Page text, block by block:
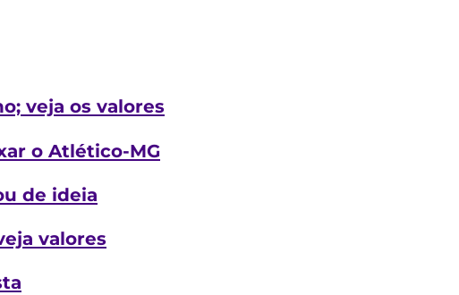
veja os valores
o Atlético-MG
de ideia
valores